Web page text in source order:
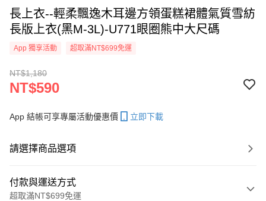
長上衣--輕柔飄逸木耳邊方領蛋糕裙體氣質雪紡
長版上衣(黑M-3L)-U771眼圈熊中大尺碼
App 獨享活動 超取滿NT$699免運
NT$1,180
NT$590
App 結帳可享專屬活動優惠價 立即下載
請選擇商品選項
付款與運送方式
超取滿NT$699免運